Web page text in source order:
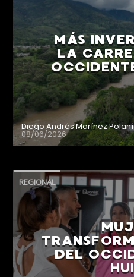
MÁS
LA
Diego Andrés Marínez
08/06/2026
REGIONAL
DEL